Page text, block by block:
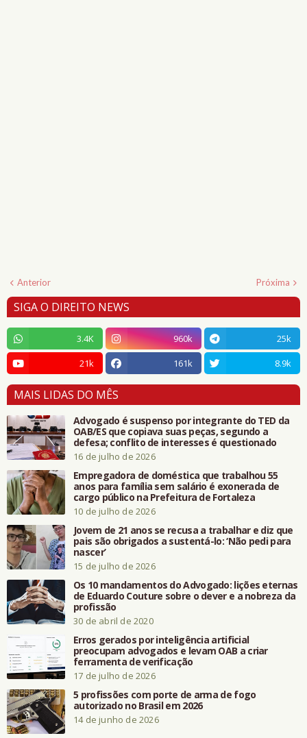
Anterior Próxima
SIGA O DIREITO NEWS
3.4K 960k
25k
21k
161k 8.9k
MAIS LIDAS DO MÊS
Advogado é suspenso por integrante do TED da
OAB/ES que copiava suas peças, segundo a
defesa; conflito de interesses é questionado
16 de julho de 2026
Empregadora de doméstica que trabalhou 55
anos para família sem salário é exonerada de
cargo público na Prefeitura de Fortaleza
10 de julho de 2026
Jovem de 21 anos se recusa a trabalhar e diz que
pais são obrigados a sustentá-lo: ‘Não pedi para
nascer’
15 de julho de 2026
Os 10 mandamentos do Advogado: lições eternas
de Eduardo Couture sobre o dever e a nobreza da
profissão
30 de abril de 2020
Erros gerados por inteligência artificial
preocupam advogados e levam OAB a criar
ferramenta de verificação
17 de julho de 2026
5 profissões com porte de arma de fogo
autorizado no Brasil em 2026
14 de junho de 2026